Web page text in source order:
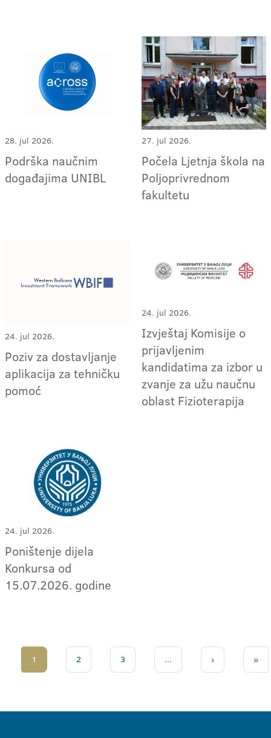
28. jul 2026.
Podrška naučnim
događajima UNIBL
27. jul 2026.
Počela Ljetnja škola na
Poljoprivrednom
fakultetu
24. jul 2026.
Poziv za dostavljanje
aplikacija za tehničku
pomoć
24. jul 2026.
Izvještaj Komisije o
prijavljenim
kandidatima za izbor u
zvanje za užu naučnu
oblast Fizioterapija
24. jul 2026.
Poništenje dijela
Konkursa od
15.07.2026. godine
1 2 3 ... › »